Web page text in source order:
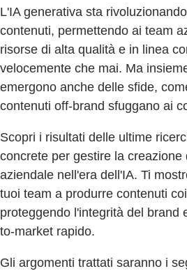
L'IA generativa sta
contenuti, permettendo ai team
risorse di alta qualità e in linea
velocemente che mai. Ma
emergono anche delle sfide,
contenuti off-brand sfuggano ai
Scopri i risultati delle ultime
concrete per gestire la
aziendale nell'era dell'IA. Ti
tuoi team a produrre contenuti
proteggendo l'integrità del brand
to-market rapido.
Gli argomenti trattati saranno i